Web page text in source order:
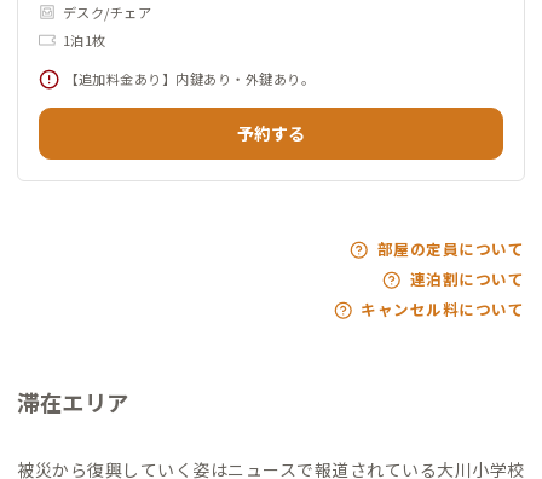
デスク/チェア
1泊1枚
【追加料金あり】内鍵あり・外鍵あり。
予約する
部屋の定員について
連泊割について
キャンセル料について
滞在エリア
被災から復興していく姿はニュースで報道されている大川小学校